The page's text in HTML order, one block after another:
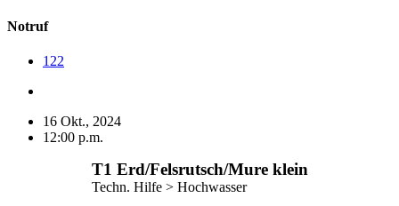
Notruf
122
16 Okt., 2024
12:00 p.m.
T1 Erd/​Felsrutsch/​Mure klein
Techn. Hilfe > Hochwasser